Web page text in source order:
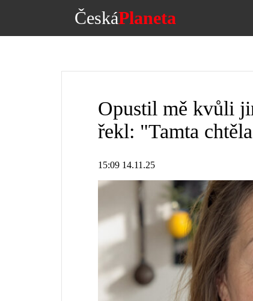
ČeskáPlaneta
Opustil mě kvůli
řekl: "Tamta
15:09 14.11.25